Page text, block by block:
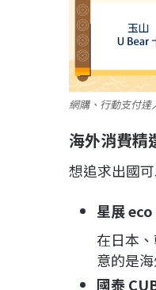
網購、行動支付
海外消費精
想追求出國
星展 eco
在日本
意的是
國泰